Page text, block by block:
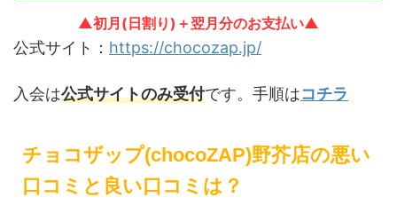
▲初月(日割り)＋翌月分のお支払い▲
公式サイト： https://chocozap.jp/
入会は公式サイトのみ受付です。手順はコチラ
チョコザップ(chocoZAP)野芥店の悪い
口コミと良い口コミは？